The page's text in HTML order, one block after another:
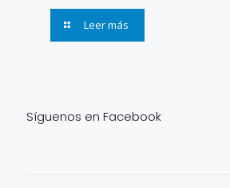
Leer más
Síguenos en Facebook